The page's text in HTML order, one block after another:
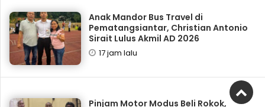
Anak Mandor Bus Travel di
Pematangsiantar, Christian Antonio
Sirait Lulus Akmil AD 2026
17 jam lalu
Pinjam Motor Modus Beli Rokok,